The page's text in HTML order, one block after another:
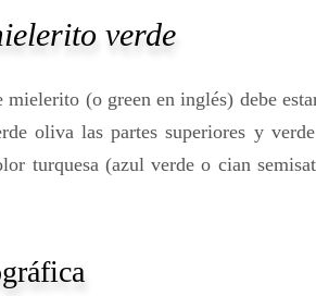
verde
mielerito (o green en inglés) debe
oliva las partes superiores y
turquesa (azul verde o cian